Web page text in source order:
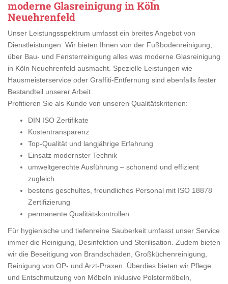
moderne Glasreinigung in Köln
Neuehrenfeld
Unser Leistungsspektrum umfasst ein breites Angebot von
Dienstleistungen. Wir bieten Ihnen von der Fußbodenreinigung,
über Bau- und Fensterreinigung alles was moderne Glasreinigung
in Köln Neuehrenfeld ausmacht. Spezielle Leistungen wie
Hausmeisterservice oder Graffiti-Entfernung sind ebenfalls fester
Bestandteil unserer Arbeit.
Profitieren Sie als Kunde von unseren Qualitätskriterien:
DIN ISO Zertifikate
Kostentransparenz
Top-Qualität und langjährige Erfahrung
Einsatz modernster Technik
umweltgerechte Ausführung – schonend und effizient
zugleich
bestens geschultes, freundliches Personal mit ISO 18878
Zertifizierung
permanente Qualitätskontrollen
Für hygienische und tiefenreine Sauberkeit umfasst unser Service
immer die Reinigung, Desinfektion und Sterilisation. Zudem bieten
wir die Beseitigung von Brandschäden, Großküchenreinigung,
Reinigung von OP- und Arzt-Praxen. Überdies bieten wir Pflege
und Entschmutzung von Möbeln inklusive Polstermöbeln,